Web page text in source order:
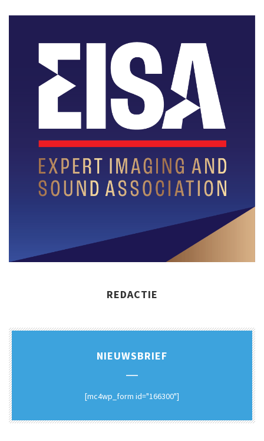
REDACTIE
NIEUWSBRIEF
[mc4wp_form id="166300"]